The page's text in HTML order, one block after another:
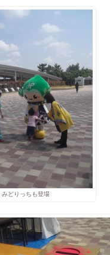
みどりっちも登場